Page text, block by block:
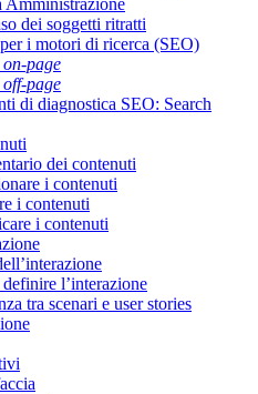
Amministrazione
dei soggetti ritratti
i motori di ricerca (SEO)
on-page
off-page
di diagnostica SEO: Search
dei contenuti
i contenuti
i contenuti
i contenuti
l’interazione
tra scenari e user stories